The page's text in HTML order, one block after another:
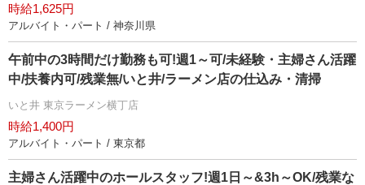
時給1,625円
アルバイト・パート / 神奈川県
午前中の3時間だけ勤務も可!週1～可/未経験・主婦さん活躍
中/扶養内可/残業無/いと井/ラーメン店の仕込み・清掃
いと井 東京ラーメン横丁店
時給1,400円
アルバイト・パート / 東京都
主婦さん活躍中のホールスタッフ!週1日～&3h～OK/残業な